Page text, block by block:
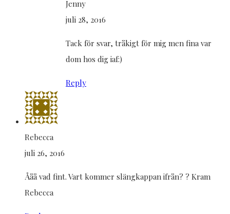
Jenny
juli 28, 2016
Tack för svar, tråkigt för mig men fina var
dom hos dig iaf:)
Reply
Rebecca
juli 26, 2016
Ååå vad fint. Vart kommer slängkappan ifrån? ? Kram
Rebecca